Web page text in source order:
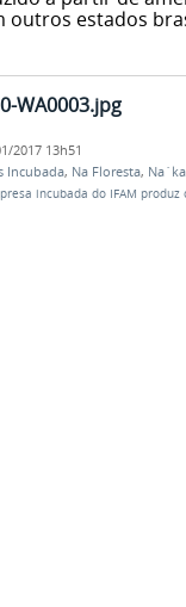
outros estados
WA0003.jpg
2017 13h51
Incubada, Na Floresta,
incubada do IFAM